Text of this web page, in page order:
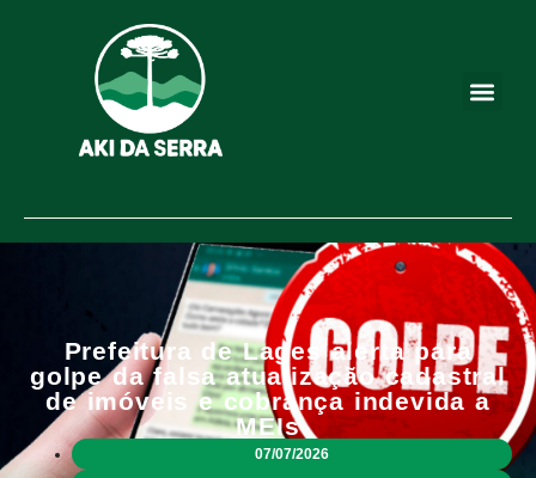
Prefeitura de Lages alerta para
golpe da falsa atualização cadastral
de imóveis e cobrança indevida a
MEIs
07/07/2026